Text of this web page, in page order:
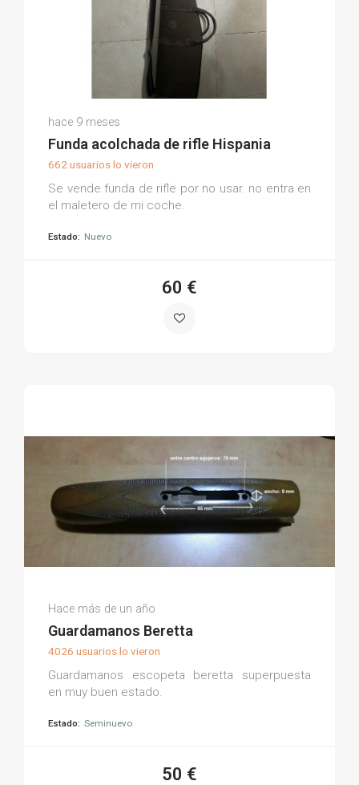
(0)
hace 9 meses
Funda acolchada de rifle Hispania
662 usuarios lo vieron
Se vende funda de rifle por no usar. no entra en
el maletero de mi coche.
Estado: Nuevo
60 €
Julian S.
(0)
Hace más de un año
Guardamanos Beretta
4026 usuarios lo vieron
Guardamanos escopeta beretta superpuesta
en muy buen estado.
Estado: Seminuevo
50 €